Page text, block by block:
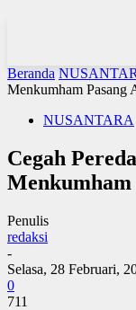
Beranda
Menkumham Pasang
NUSANTARA
Cegah
Menkumham
Penulis
redaksi
-
Selasa, 28 Februari,
0
711